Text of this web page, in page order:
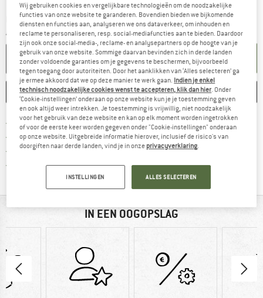
Levertijd: 3-5 werkdagenDe link wordt geopend in een infovak en bevat
Aantal:
IN DE WINKELMAND
ONTHOUDEN VERGELIJKEN
Gratis verzending vanaf € 69 (NL)Vind hier de
100 dagen bedenktijdVind de betalingsinformatie hier!
> 4.000.000 tevreden klanten
Alle artikelen in voorraad
IN EEN OOGOPSLAG
Wij gebruiken cookies en vergelijkbare technologieën om de noodzakelijke
functies van onze website te garanderen. Bovendien bieden we bijkomende
diensten en functies aan, analyseren we ons dataverkeer, om inhouden en
reclame te personaliseren, resp. social-mediafuncties aan te bieden. Daardoor
zijn ook onze social-media-, reclame- en analysepartners op de hoogte van je
gebruik van onze website. Sommige daarvan bevinden zich in derde landen
zonder voldoende garanties om je gegevens te beschermen, bijvoorbeeld
tegen toegang door autoriteiten. Door het aanklikken van ‘Alles selecteren’ ga
je ermee akkoord dat we op deze manier te werk gaan. Indien je enkel
technisch noodzakelijke cookies wenst te accepteren, klik dan hier. Onder
‘Cookie-instellingen’ onderaan op onze website kun je je toestemming geven
en ook altijd weer intrekken. Je toestemming is vrijwillig, niet noodzakelijk
voor het gebruik van deze website en kan op elk moment worden ingetrokken
of voor de eerste keer worden gegeven onder "Cookie-instellingen" onderaan
op onze website. Uitgebreide informatie hierover, inclusief de risico's van
doorgiften naar derde landen, vind je in onze privacyverklaring.
INSTELLINGEN ALLES SELECTEREN